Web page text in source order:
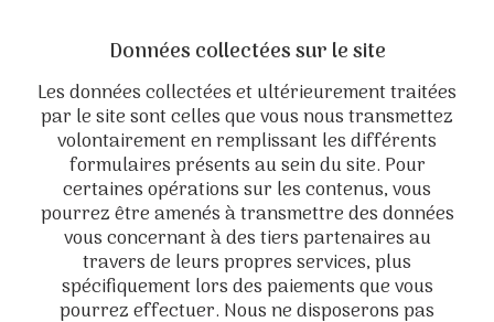
Données collectées sur le site
Les données collectées et ultérieurement traitées
par le site sont celles que vous nous transmettez
volontairement en remplissant les différents
formulaires présents au sein du site. Pour
certaines opérations sur les contenus, vous
pourrez être amenés à transmettre des données
vous concernant à des tiers partenaires au
travers de leurs propres services, plus
spécifiquement lors des paiements que vous
pourrez effectuer. Nous ne disposerons pas